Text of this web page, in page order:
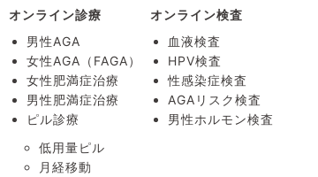
オンライン診療
男性AGA
女性AGA（FAGA）
女性肥満症治療
男性肥満症治療
ピル診療
低用量ピル
月経移動
オンライン検査
血液検査
HPV検査
性感染症検査
AGAリスク検査
男性ホルモン検査